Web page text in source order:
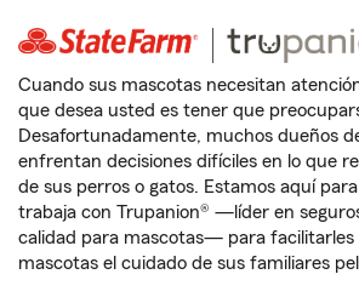
Cuando sus mascotas necesitan
que desea usted es tener que
Desafortunadamente, muchos dueños
enfrentan decisiones difíciles en lo que
de sus perros o gatos. Estamos aquí
trabaja con Trupanion® —líder en
calidad para mascotas— para facilitarles
mascotas el cuidado de sus familiares